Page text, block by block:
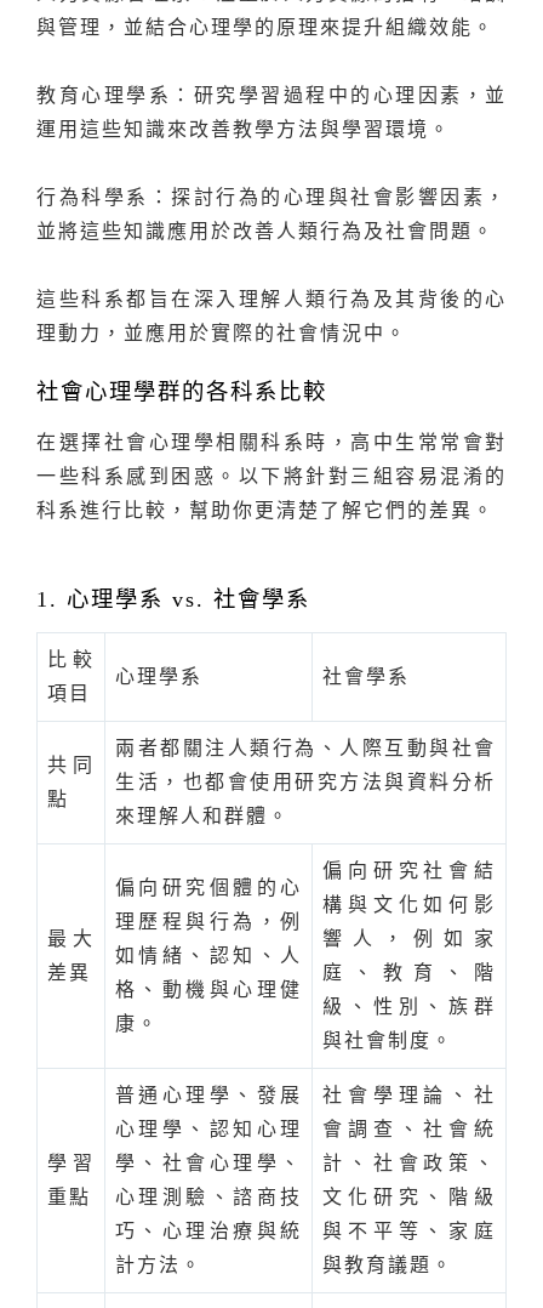
與管理，並結合心理學的原理來提升組織效能。
教育心理學系：研究學習過程中的心理因素，並
運用這些知識來改善教學方法與學習環境。
行為科學系：探討行為的心理與社會影響因素，
並將這些知識應用於改善人類行為及社會問題。
這些科系都旨在深入理解人類行為及其背後的心
理動力，並應用於實際的社會情況中。
社會心理學群的各科系比較
在選擇社會心理學相關科系時，高中生常常會對
一些科系感到困惑。以下將針對三組容易混淆的
科系進行比較，幫助你更清楚了解它們的差異。
1. 心理學系 vs. 社會學系
比較
項目
心理學系 社會學系
共同
點
兩者都關注人類行為、人際互動與社會
生活，也都會使用研究方法與資料分析
來理解人和群體。
最大
差異
偏向研究個體的心
理歷程與行為，例
如情緒、認知、人
格、動機與心理健
康。
偏向研究社會結
構與文化如何影
響人，例如家
庭、教育、階
級、性別、族群
與社會制度。
學習
重點
普通心理學、發展
心理學、認知心理
學、社會心理學、
心理測驗、諮商技
巧、心理治療與統
計方法。
社會學理論、社
會調查、社會統
計、社會政策、
文化研究、階級
與不平等、家庭
與教育議題。